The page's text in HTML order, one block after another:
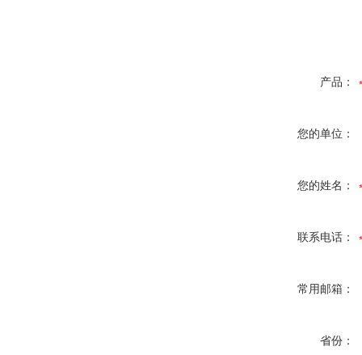
产品：
您的单位：
您的姓名：
联系电话：
常用邮箱：
省份：